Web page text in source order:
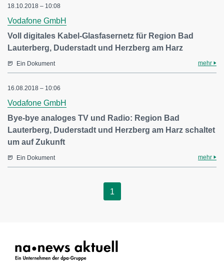
18.10.2018 – 10:08
Vodafone GmbH
Voll digitales Kabel-Glasfasernetz für Region Bad
Lauterberg, Duderstadt und Herzberg am Harz
Ein Dokument mehr
16.08.2018 – 10:06
Vodafone GmbH
Bye-bye analoges TV und Radio: Region Bad
Lauterberg, Duderstadt und Herzberg am Harz schaltet
um auf Zukunft
Ein Dokument mehr
1